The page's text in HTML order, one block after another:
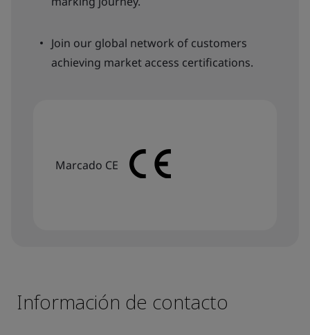
Join our global network of customers
achieving market access certifications.
Marcado CE